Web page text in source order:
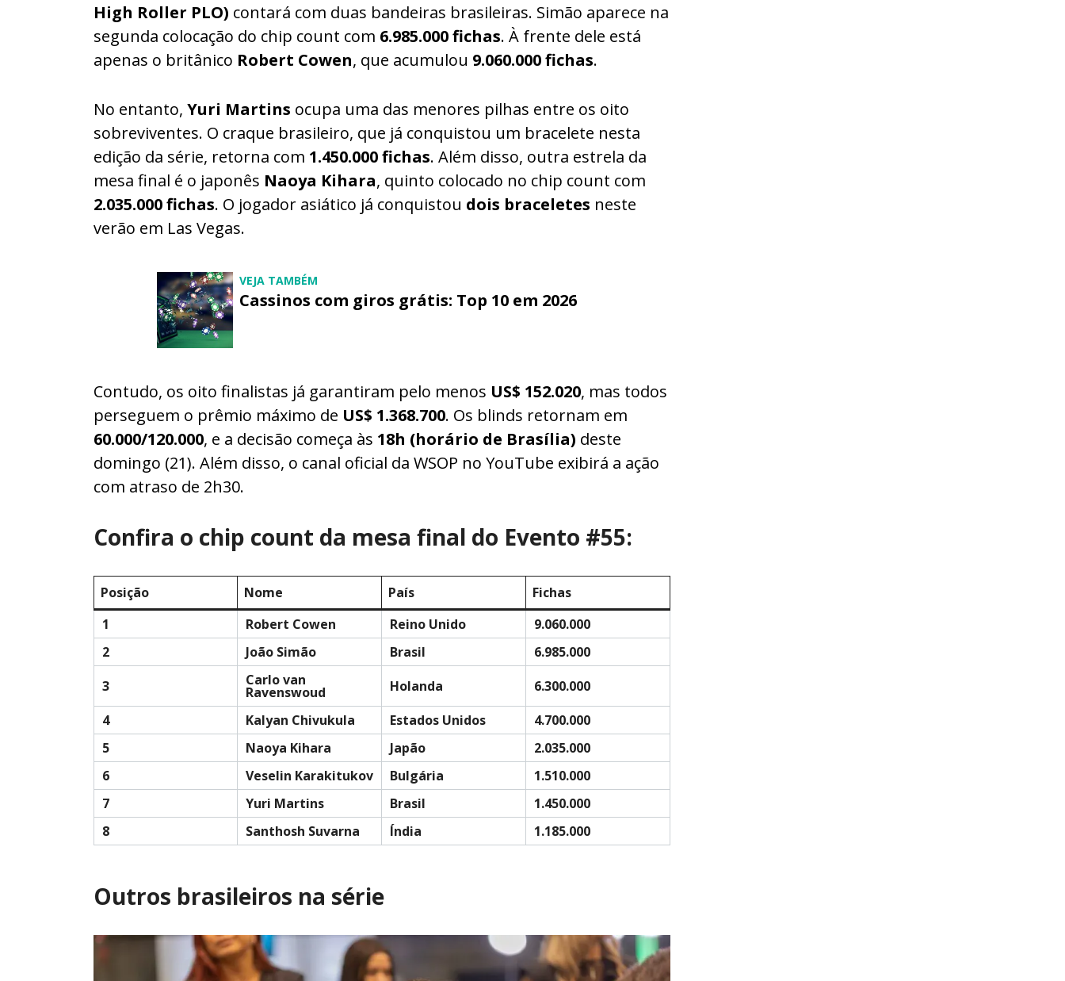
High Roller PLO) contará com duas bandeiras brasileiras. Simão aparece na
segunda colocação do chip count com 6.985.000 fichas. À frente dele está
apenas o britânico Robert Cowen, que acumulou 9.060.000 fichas.
No entanto, Yuri Martins ocupa uma das menores pilhas entre os oito
sobreviventes. O craque brasileiro, que já conquistou um bracelete nesta
edição da série, retorna com 1.450.000 fichas. Além disso, outra estrela da
mesa final é o japonês Naoya Kihara, quinto colocado no chip count com
2.035.000 fichas. O jogador asiático já conquistou dois braceletes neste
verão em Las Vegas.
VEJA TAMBÉM
Cassinos com giros grátis: Top 10 em 2026
Contudo, os oito finalistas já garantiram pelo menos US$ 152.020, mas todos
perseguem o prêmio máximo de US$ 1.368.700. Os blinds retornam em
60.000/120.000, e a decisão começa às 18h (horário de Brasília) deste
domingo (21). Além disso, o canal oficial da WSOP no YouTube exibirá a ação
com atraso de 2h30.
Confira o chip count da mesa final do Evento #55:
Posição Nome País
Fichas
1
Robert Cowen Reino Unido
9.060.000
2
João Simão Brasil
6.985.000
3
Carlo van
Ravenswoud Holanda
6.300.000
4
Kalyan Chivukula Estados Unidos
4.700.000
5
Naoya Kihara Japão
2.035.000
6
Veselin Karakitukov Bulgária
1.510.000
7
Yuri Martins Brasil
1.450.000
8
Santhosh Suvarna Índia 1.185.000
Outros brasileiros na série